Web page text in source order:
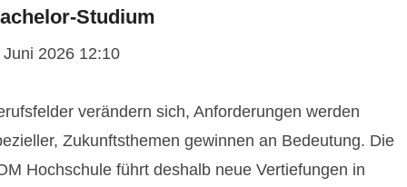
Studium
Juni 2026 12:10
verändern sich, Anforderungen werden
Zukunftsthemen gewinnen an Bedeutung. Die
Hochschule führt deshalb neue Vertiefungen in